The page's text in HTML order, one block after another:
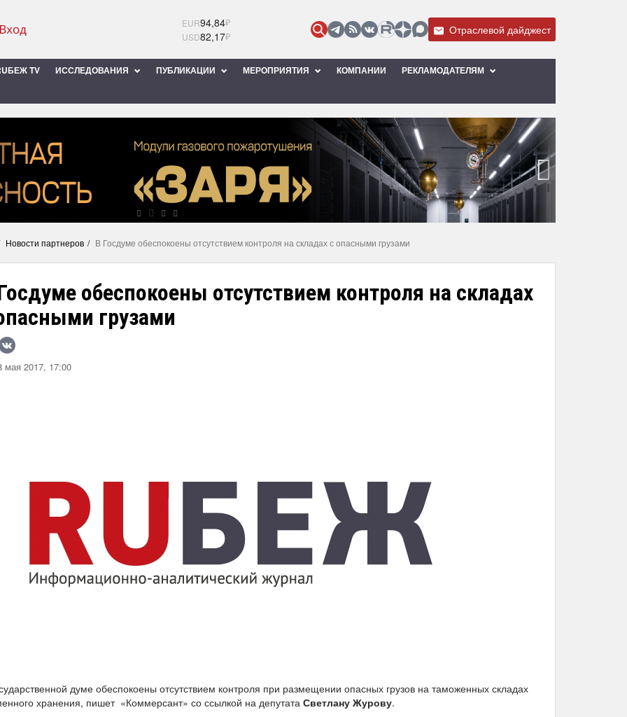
EUR94,84₽
USD82,17₽ Отраслевой дайджест
TV ИССЛЕДОВАНИЯ ПУБЛИКАЦИИ МЕРОПРИЯТИЯ КОМПАНИИ РЕКЛАМОДАТЕЛЯМ
Новости партнеров В Госдуме обеспокоены отсутствием контроля на складах с опасными грузами
обеспокоены отсутствием контроля на складах
грузами
мая 2017, 17:00
думе обеспокоены отсутствием контроля при размещении опасных грузов на таможенных складах
хранения, пишет «Коммерсант» со ссылкой на депутата Светлану Журову.